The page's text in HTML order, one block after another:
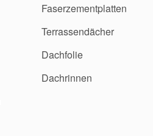
Faserzementplatten
Terrassendächer
Dachfolie
Dachrinnen